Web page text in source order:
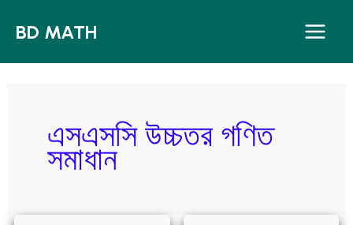
BD MATH
এসএসসি উচ্চতর গণিত
সমাধান